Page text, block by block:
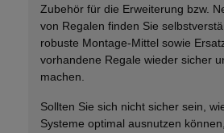
Zubehör für die Erweiterung bzw.
von Regalen finden Sie
robuste Montage-Mittel sowie
vorhandene Regale wieder sicher
machen.
Sollten Sie sich nicht sicher sein,
Systeme optimal ausnutzen